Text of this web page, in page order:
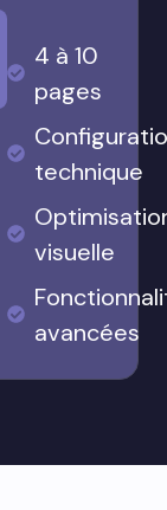
4 à 10
pages
technique
visuelle
avancées